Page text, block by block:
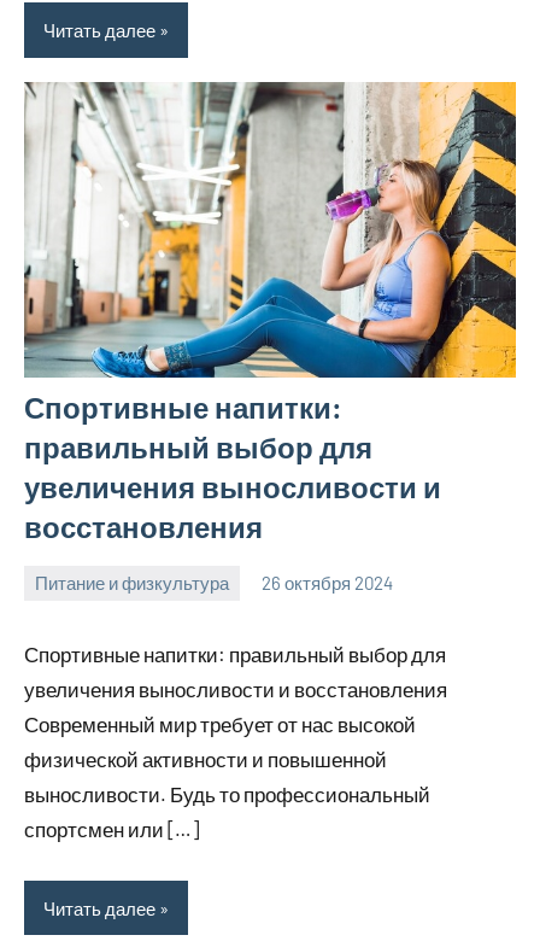
Читать далее
Спортивные напитки:
правильный выбор для
увеличения выносливости и
восстановления
Питание и физкультура 26 октября 2024
Спортивные напитки: правильный выбор для
увеличения выносливости и восстановления
Современный мир требует от нас высокой
физической активности и повышенной
выносливости. Будь то профессиональный
спортсмен или […]
Читать далее